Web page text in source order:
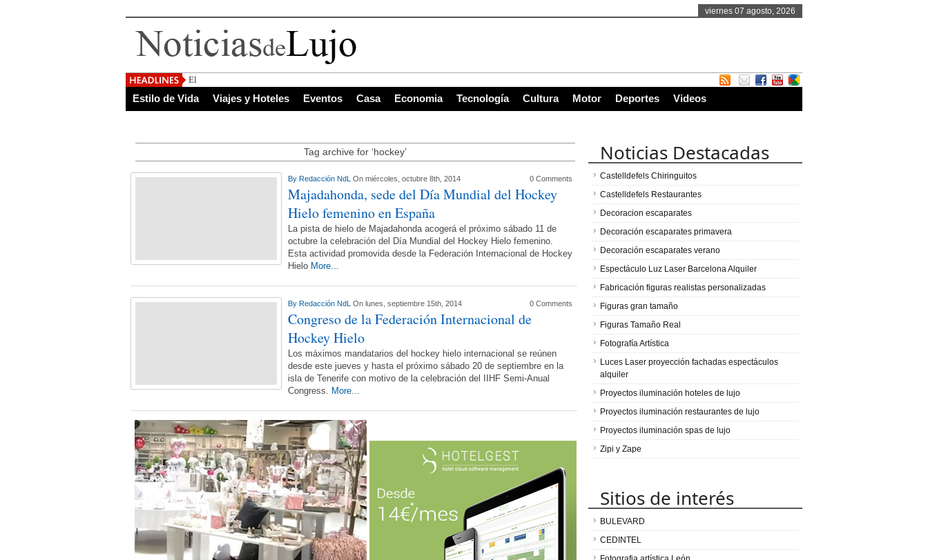
viernes 07 agosto, 2026
El Salvador, uno de
Estilo de Vida Viajes y Hoteles Eventos Casa Economia Tecnología Cultura Motor Deportes Videos
Tag archive for ‘hockey’
By Redacción NdL On miércoles, octubre 8th, 2014 0 Comments
Majadahonda, sede del Día Mundial del Hockey
Hielo femenino en España
La pista de hielo de Majadahonda acogerá el próximo sábado 11 de
octubre la celebración del Día Mundial del Hockey Hielo femenino.
Esta actividad promovida desde la Federación Internacional de Hockey
Hielo More...
By Redacción NdL On lunes, septiembre 15th, 2014 0 Comments
Congreso de la Federación Internacional de
Hockey Hielo
Los máximos mandatarios del hockey hielo internacional se reúnen
desde este jueves y hasta el próximo sábado 20 de septiembre en la
isla de Tenerife con motivo de la celebración del IIHF Semi-Anual
Congress. More...
Noticias Destacadas
Castelldefels Chiringuitos
Castelldefels Restaurantes
Decoracion escaparates
Decoración escaparates primavera
Decoración escaparates verano
Espectáculo Luz Laser Barcelona Alquiler
Fabricación figuras realistas personalizadas
Figuras gran tamaño
Figuras Tamaño Real
Fotografía Artística
Luces Laser proyección fachadas espectáculos
alquiler
Proyectos iluminación hoteles de lujo
Proyectos iluminación restaurantes de lujo
Proyectos iluminación spas de lujo
Zipi y Zape
Sitios de interés
BULEVARD
CEDINTEL